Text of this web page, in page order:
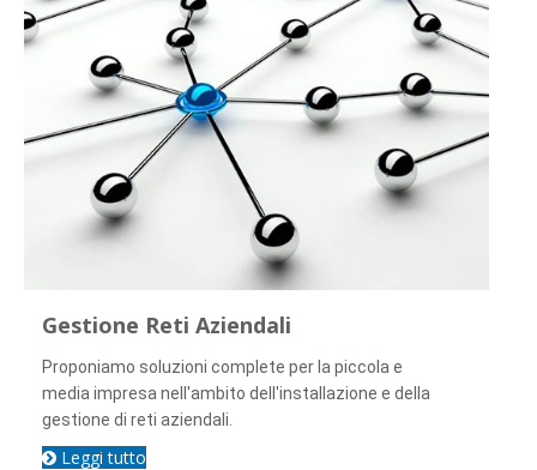
Gestione Reti Aziendali
Proponiamo soluzioni complete per la piccola e
media impresa nell'ambito dell'installazione e della
gestione di reti aziendali.
Leggi tutto